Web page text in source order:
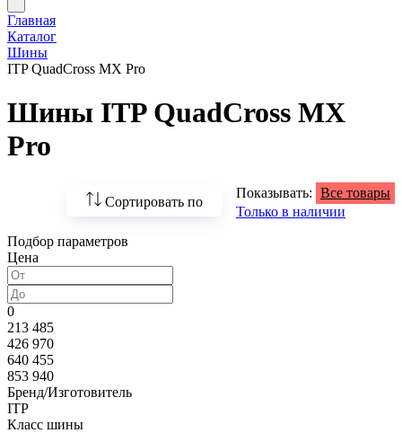
Главная
Каталог
Шины
ITP QuadCross MX Pro
Шины ITP QuadCross MX
Pro
Сортировать по
По возрастанию
По популярности
Показывать: Все товары
Только в наличии
Подбор параметров
Цена
0
213 485
426 970
640 455
853 940
Бренд/Изготовитель
ITP
Класс шины